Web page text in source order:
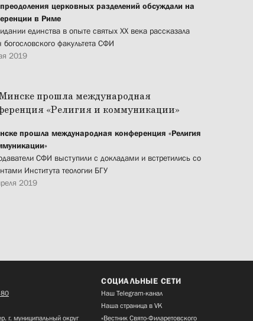
церковных разделений обсуждали на
в Риме
единства в опыте святых XX века рассказала
богословского факультета СФИ
2019
прошла международная конференция «Религия
СФИ выступили с докладами и встретились со
Института теологии БГУ
2019
г. муниципальный округ
СОЦИАЛЬНЫЕ СЕТИ
Наш Telegram-канал
Наша страница в VK
«Вестник Свято-Филаретовского